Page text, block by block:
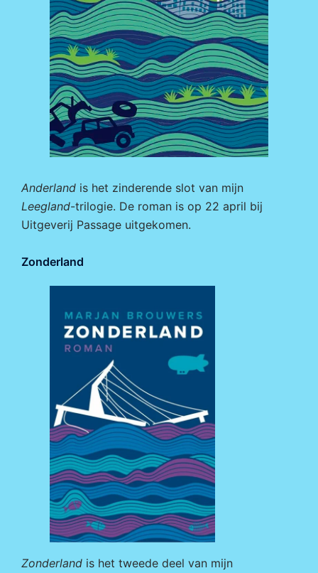
Anderland is het zinderende slot van mijn
Leegland-trilogie. De roman is op 22 april bij
Uitgeverij Passage uitgekomen.
Zonderland
Zonderland is het tweede deel van mijn